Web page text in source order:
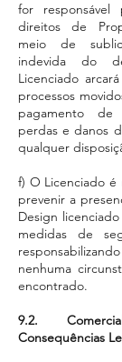
for responsável
direitos de
meio de
indevida do
Licenciado
processos
pagamento de
perdas e danos
qualquer
f) O Licenciado é
prevenir a
Design
medidas de
nenhuma
encontrado.
9.2.
Consequências